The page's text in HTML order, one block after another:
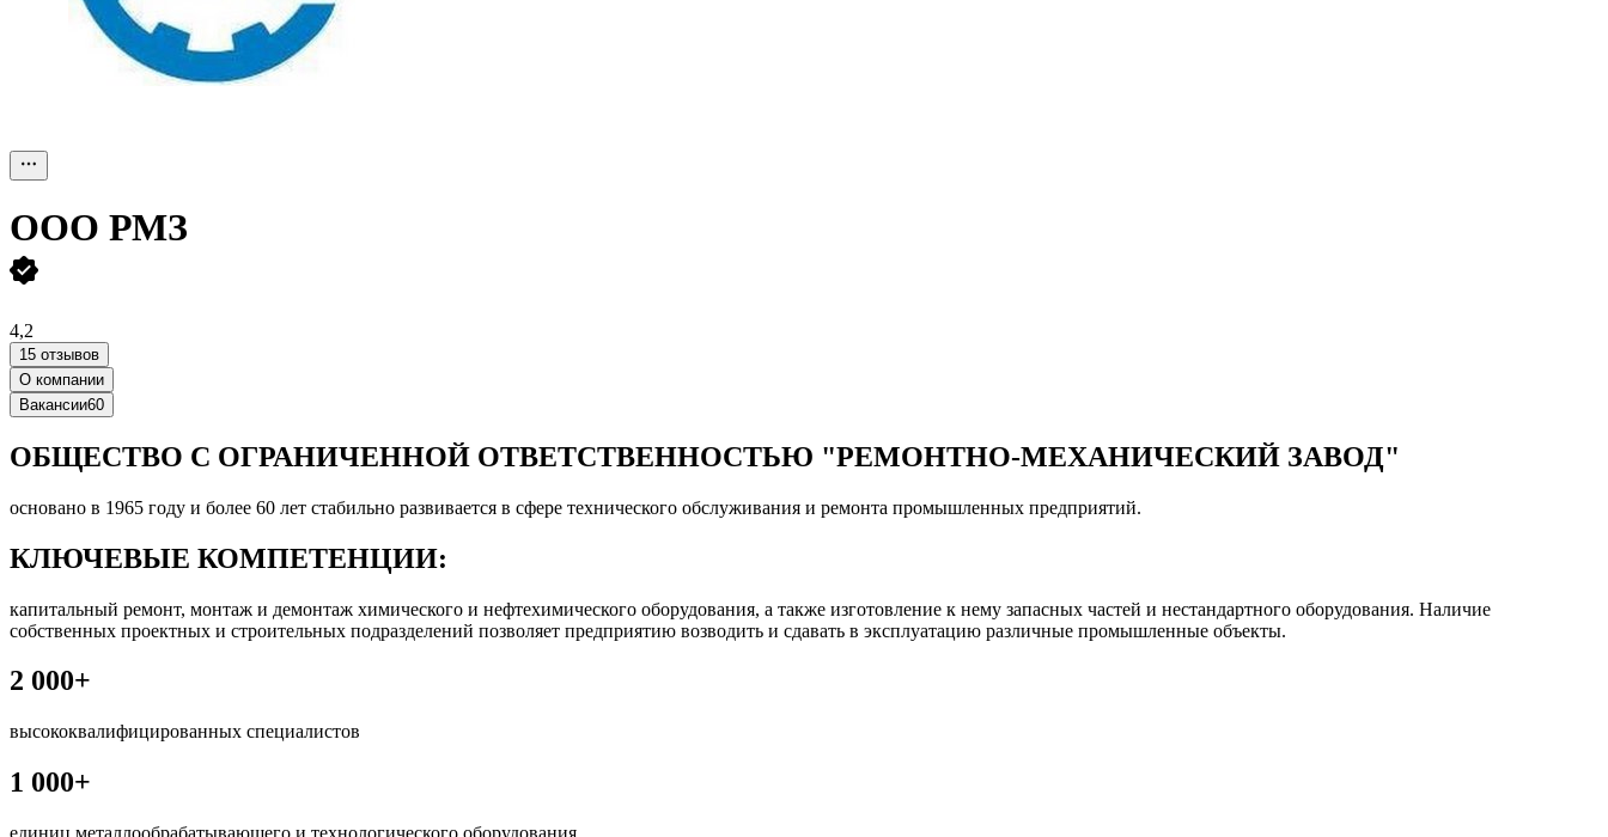
ООО РМЗ
4,2
15 отзывов
О компании
Вакансии60
ОБЩЕСТВО С ОГРАНИЧЕННОЙ ОТВЕТСТВЕННОСТЬЮ "РЕМОНТНО-МЕХАНИЧЕСКИЙ ЗАВОД"
основано в 1965 году и более 60 лет стабильно развивается в сфере технического обслуживания и ремонта промышленных предприятий.
КЛЮЧЕВЫЕ КОМПЕТЕНЦИИ:
капитальный ремонт, монтаж и демонтаж химического и нефтехимического оборудования, а также изготовление к нему запасных частей и нестандартного оборудования. Наличие
собственных проектных и строительных подразделений позволяет предприятию возводить и сдавать в эксплуатацию различные промышленные объекты.
2 000+
высококвалифицированных специалистов
1 000+